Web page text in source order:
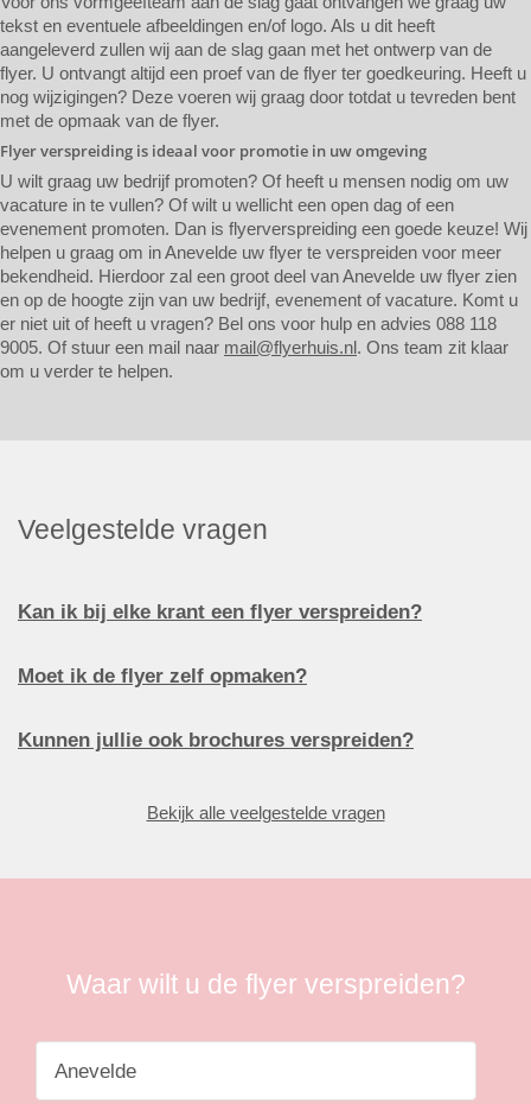
tekst en eventuele afbeeldingen en/of logo. Als u dit heeft
aangeleverd zullen wij aan de slag gaan met het ontwerp van de
flyer. U ontvangt altijd een proef van de flyer ter goedkeuring. Heeft u
nog wijzigingen? Deze voeren wij graag door totdat u tevreden bent
met de opmaak van de flyer.
Flyer verspreiding is ideaal voor promotie in uw omgeving
U wilt graag uw bedrijf promoten? Of heeft u mensen nodig om uw
vacature in te vullen? Of wilt u wellicht een open dag of een
evenement promoten. Dan is flyerverspreiding een goede keuze! Wij
helpen u graag om in Anevelde uw flyer te verspreiden voor meer
bekendheid. Hierdoor zal een groot deel van Anevelde uw flyer zien
en op de hoogte zijn van uw bedrijf, evenement of vacature. Komt u
er niet uit of heeft u vragen? Bel ons voor hulp en advies 088 118
9005. Of stuur een mail naar mail@flyerhuis.nl. Ons team zit klaar
om u verder te helpen.
Veelgestelde vragen
Kan ik bij elke krant een flyer verspreiden?
Moet ik de flyer zelf opmaken?
Kunnen jullie ook brochures verspreiden?
Bekijk alle veelgestelde vragen
Waar wilt u de flyer verspreiden?